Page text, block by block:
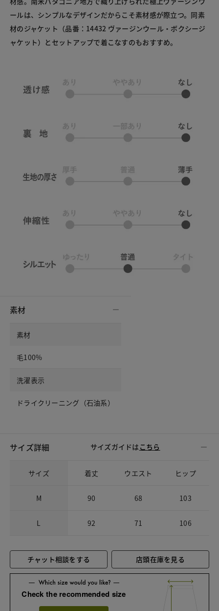
ールは、シンプルなデザインだからこそ素材感が際立つ。同素
材のジャケット（品番：14432 ヴァージンウール・ボクシージ
ャケット）とセットアップで着こなすのもおすすめ。
素材
素材
毛100%
洗濯表示
ドライクリーニング（石油系）
サイズ詳細 サイズガイドは こちら
サイズ 着丈 ウエスト ヒップ
M 90 68 103
L 92 71 106
チャット相談をする 店頭在庫を見る
Check the recommended size